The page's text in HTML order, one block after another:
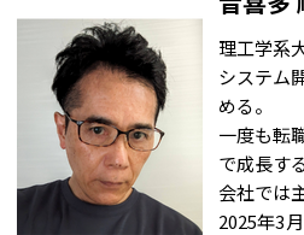
理工学系
システム
める。
一度も転
で成長す
会社では
2025年3